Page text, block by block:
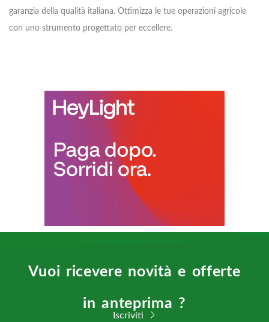
garanzia della qualità italiana. Ottimizza le tue operazioni agricole
con uno strumento progettato per eccellere.
Vuoi ricevere novità e offerte
in anteprima ?
Iscriviti